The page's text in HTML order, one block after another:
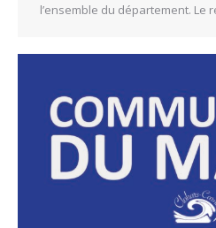
l’ensemble du département. Le